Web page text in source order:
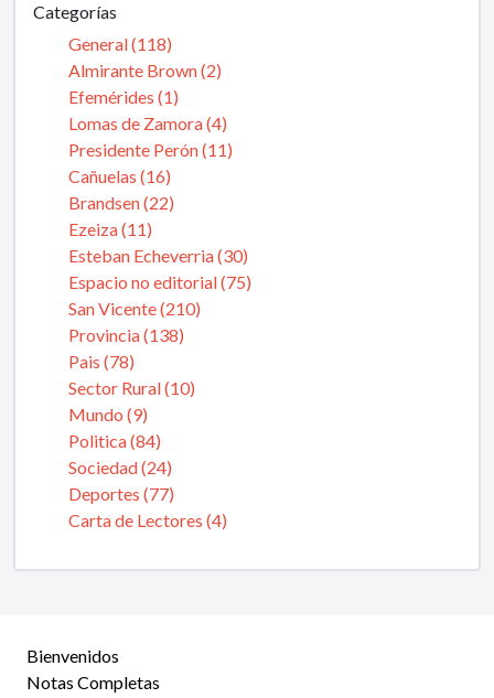
Categorías
General (118)
Almirante Brown (2)
Efemérides (1)
Lomas de Zamora (4)
Presidente Perón (11)
Cañuelas (16)
Brandsen (22)
Ezeiza (11)
Esteban Echeverria (30)
Espacio no editorial (75)
San Vicente (210)
Provincia (138)
Pais (78)
Sector Rural (10)
Mundo (9)
Politica (84)
Sociedad (24)
Deportes (77)
Carta de Lectores (4)
Bienvenidos
Notas Completas